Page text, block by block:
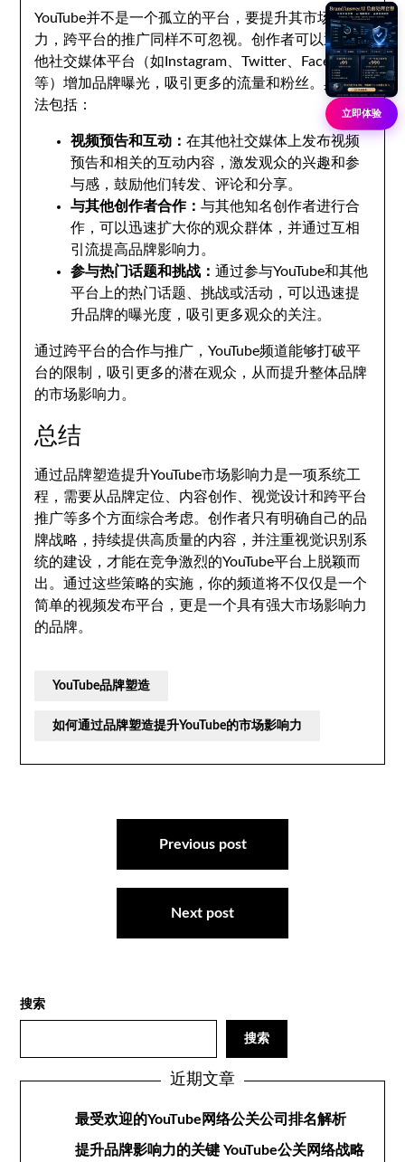
YouTube并不是一个孤立的平台，要提升其市场影响
力，跨平台的推广同样不可忽视。创作者可以通过其
他社交媒体平台（如Instagram、Twitter、Facebook
等）增加品牌曝光，吸引更多的流量和粉丝。具体方
法包括：
视频预告和互动：在其他社交媒体上发布视频
预告和相关的互动内容，激发观众的兴趣和参
与感，鼓励他们转发、评论和分享。
与其他创作者合作：与其他知名创作者进行合
作，可以迅速扩大你的观众群体，并通过互相
引流提高品牌影响力。
参与热门话题和挑战：通过参与YouTube和其他
平台上的热门话题、挑战或活动，可以迅速提
升品牌的曝光度，吸引更多观众的关注。
通过跨平台的合作与推广，YouTube频道能够打破平
台的限制，吸引更多的潜在观众，从而提升整体品牌
的市场影响力。
总结
通过品牌塑造提升YouTube市场影响力是一项系统工
程，需要从品牌定位、内容创作、视觉设计和跨平台
推广等多个方面综合考虑。创作者只有明确自己的品
牌战略，持续提供高质量的内容，并注重视觉识别系
统的建设，才能在竞争激烈的YouTube平台上脱颖而
出。通过这些策略的实施，你的频道将不仅仅是一个
简单的视频发布平台，更是一个具有强大市场影响力
的品牌。
YouTube品牌塑造
如何通过品牌塑造提升YouTube的市场影响力
Previous post
Next post
搜索
搜索
近期文章
最受欢迎的YouTube网络公关公司排名解析
提升品牌影响力的关键 YouTube公关网络战略
立即体验